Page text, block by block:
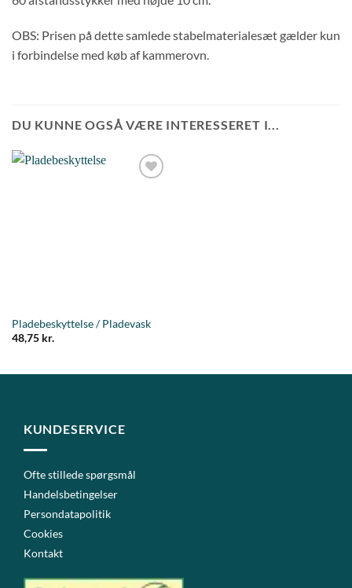
OBS: Prisen på dette samlede stabelmaterialesæt gælder kun
i forbindelse med køb af kammerovn.
DU KUNNE OGSÅ VÆRE INTERESSERET I...
Pladebeskyttelse / Pladevask
48,75 kr.
KUNDESERVICE
Ofte stillede spørgsmål
Handelsbetingelser
Persondatapolitik
Cookies
Kontakt